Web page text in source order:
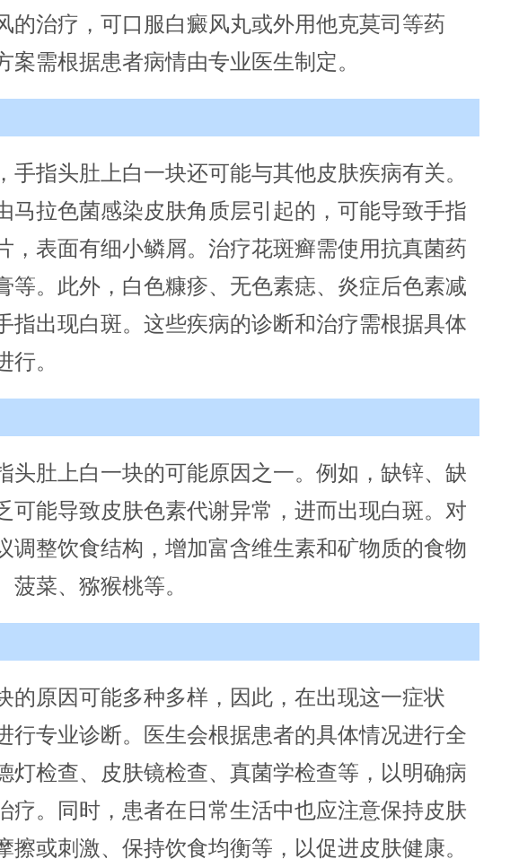
的治疗，可口服白癜风丸或外用他克莫司等药
案需根据患者病情由专业医生制定。
手指头肚上白一块还可能与其他皮肤疾病有关。
马拉色菌感染皮肤角质层引起的，可能导致手指
，表面有细小鳞屑。治疗花斑癣需使用抗真菌药
等。此外，白色糠疹、无色素痣、炎症后色素减
指出现白斑。这些疾病的诊断和治疗需根据具体
行。
头肚上白一块的可能原因之一。例如，缺锌、缺
可能导致皮肤色素代谢异常，进而出现白斑。对
调整饮食结构，增加富含维生素和矿物质的食物
菠菜、猕猴桃等。
的原因可能多种多样，因此，在出现这一症状
行专业诊断。医生会根据患者的具体情况进行全
灯检查、皮肤镜检查、真菌学检查等，以明确病
疗。同时，患者在日常生活中也应注意保持皮肤
擦或刺激、保持饮食均衡等，以促进皮肤健康。